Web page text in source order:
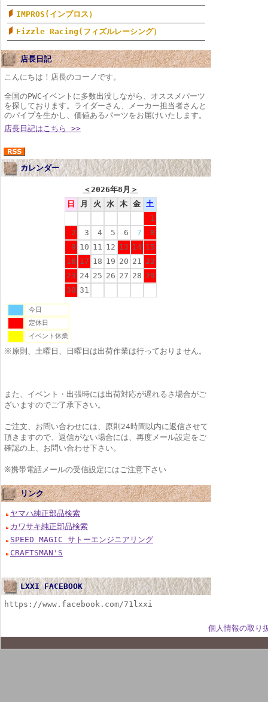
IMPROS(インプロス）
Fizzle Racing(フィズルレーシング）
店長日記
こんにちは！店長のコーノです。
全国のPWCイベントに多数出没しながら、オススメパーツ
を探しております。ライダーさん、メーカー担当者さんと
のパイプを生かし、価値あるパーツをお届けいたします。
店長日記はこちら >>
カレンダー
＜ 2026年8月 ＞
日
月 火 水 木 金
土
1
2
3 4 5 6 7
8
9 10 11 12 13 14 15
16 17 18 19 20 21
22
23 24 25 26 27 28 29
30 31
今日
定休日
イベント休業
※原則、土曜日、日曜日は出荷作業は行っておりません。
また、イベント・出張時には出荷対応が遅れるさ場合がご
ざいますのでご了承下さい。
ご注文、お問い合わせには、原則24時間以内に返信させて
頂きますので、返信がない場合には、再度メール設定をご
確認の上、お問い合わせ下さい。
※携帯電話メールの受信設定にはご注意下さい
リンク
ヤマハ純正部品検索
カワサキ純正部品検索
SPEED MAGIC サトーエンジニアリング
CRAFTSMAN'S
LXXI FACEBOOK
https://www.facebook.com/71lxxi
個人情報の取り